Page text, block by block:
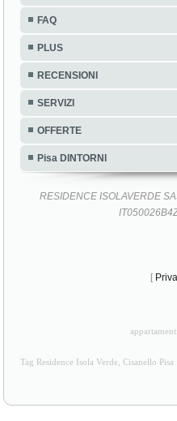
FAQ
PLUS
RECENSIONI
SERVIZI
OFFERTE
Pisa DINTORNI
RESIDENCE ISOLAVERDE
[
Tag Residence Isola Verde, Cisanello Pisa